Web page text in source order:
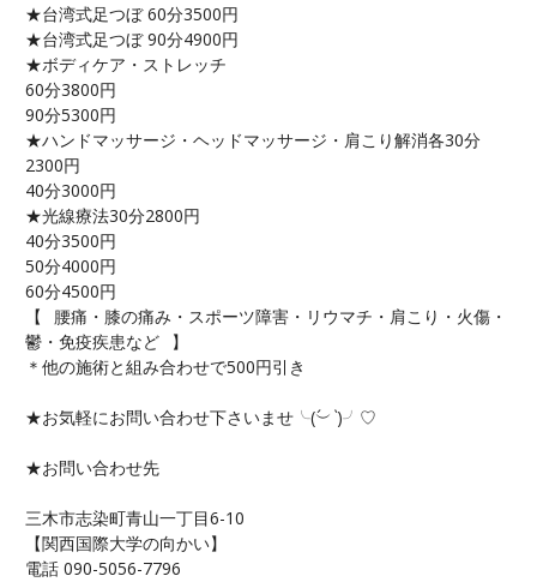
★台湾式足つぼ 60分3500円
★台湾式足つぼ 90分4900円
★ボディケア・ストレッチ
60分3800円
90分5300円
★ハンドマッサージ・ヘッドマッサージ・肩こり解消各30分
2300円
40分3000円
★光線療法30分2800円
40分3500円
50分4000円
60分4500円
【⠀腰痛・膝の痛み・スポーツ障害・リウマチ・肩こり・火傷・
鬱・免疫疾患など⠀】
＊他の施術と組み合わせで500円引き
★お気軽にお問い合わせ下さいませ╰(︶ `)╯♡
★お問い合わせ先
三木市志染町青山一丁目6-10
【関西国際大学の向かい】
電話 090-5056-7796